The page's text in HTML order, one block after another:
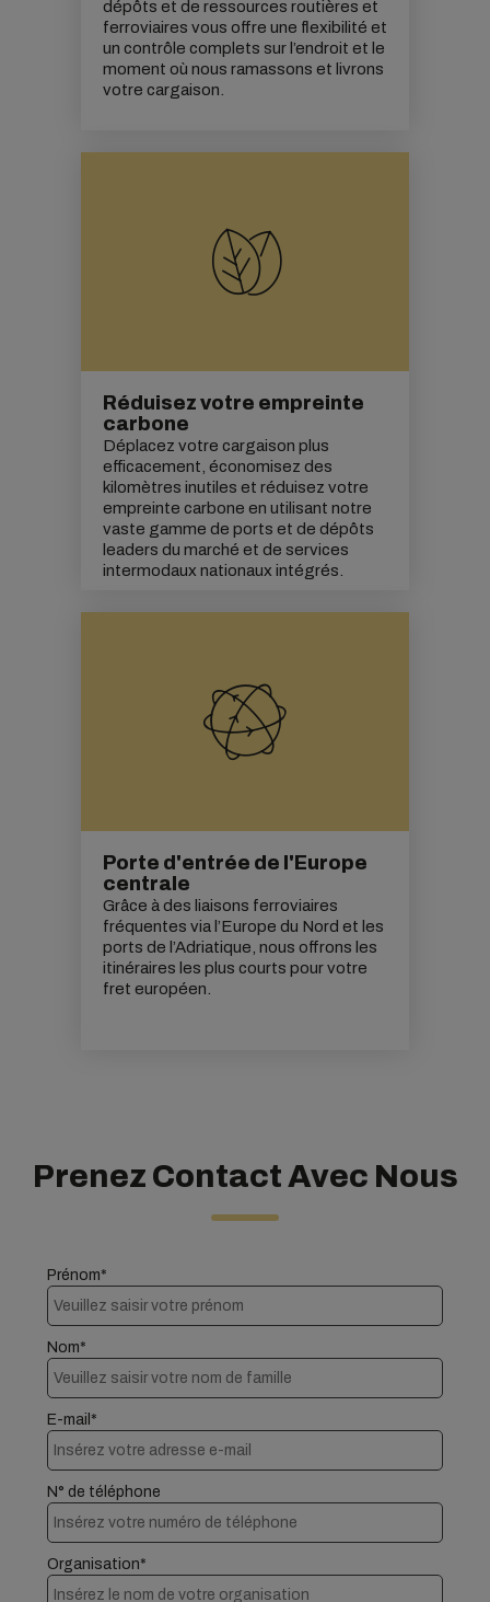
dépôts et de ressources routières et
ferroviaires vous offre une flexibilité et
un contrôle complets sur l’endroit et le
moment où nous ramassons et livrons
votre cargaison.
Réduisez votre empreinte
carbone
Déplacez votre cargaison plus
efficacement, économisez des
kilomètres inutiles et réduisez votre
empreinte carbone en utilisant notre
vaste gamme de ports et de dépôts
leaders du marché et de services
intermodaux nationaux intégrés.
Porte d'entrée de l'Europe
centrale
Grâce à des liaisons ferroviaires
fréquentes via l’Europe du Nord et les
ports de l’Adriatique, nous offrons les
itinéraires les plus courts pour votre
fret européen.
Prenez Contact Avec Nous
Prénom*
Nom*
E-mail*
N° de téléphone
Organisation*